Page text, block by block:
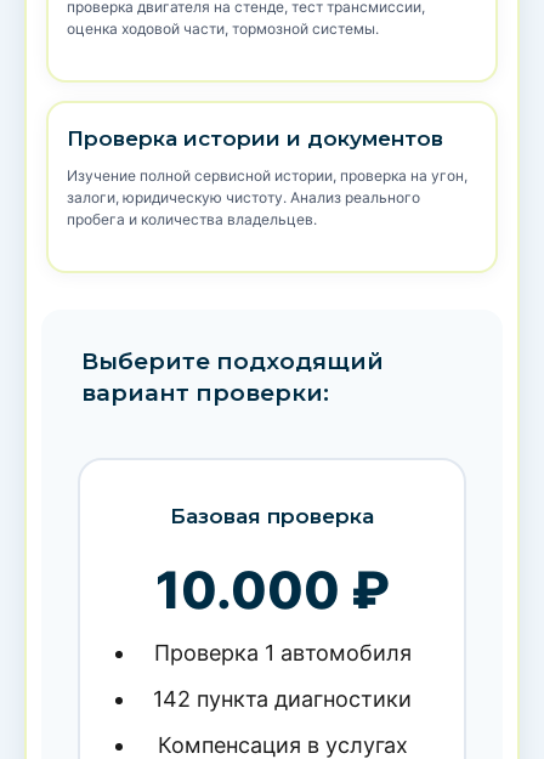
проверка двигателя на стенде, тест трансмиссии,
оценка ходовой части, тормозной системы.
Проверка истории и документов
Изучение полной сервисной истории, проверка на угон,
залоги, юридическую чистоту. Анализ реального
пробега и количества владельцев.
Выберите подходящий
вариант проверки:
Базовая проверка
10.000 ₽
Проверка 1 автомобиля
142 пункта диагностики
Компенсация в услугах